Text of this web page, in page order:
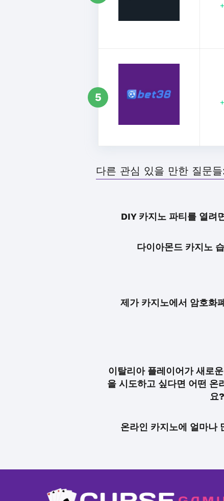
+
5
+
다른 관심 있을 만한 질문
DIY 카지노 파티를 열려
다이아몬드 카지노
제가 카지노에서 암호화
이탈리아 플레이어가 새로
을 시도하고 싶다면 어떤 온
요?
온라인 카지노에 얼마나